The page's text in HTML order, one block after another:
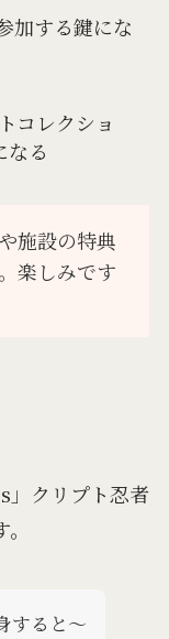
加する鍵にな
コレクショ
なる
施設の特典
楽しみです
クリプト忍者
すると～